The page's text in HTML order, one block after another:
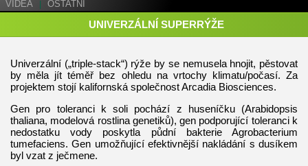
VIDEA
OSTATNÍ
UNIVERZÁLNÍ SUPERRÝŽE
Univerzální („triple-stack“) rýže by se nemusela hnojit, pěstovat
by měla jít téměř bez ohledu na vrtochy klimatu/počasí. Za
projektem stojí kalifornská společnost Arcadia Biosciences.
Gen pro toleranci k soli pochází z huseníčku (Arabidopsis
thaliana, modelová rostlina genetiků), gen podporující toleranci k
nedostatku vody poskytla půdní bakterie Agrobacterium
tumefaciens. Gen umožňující efektivnější nakládání s dusíkem
byl vzat z ječmene.